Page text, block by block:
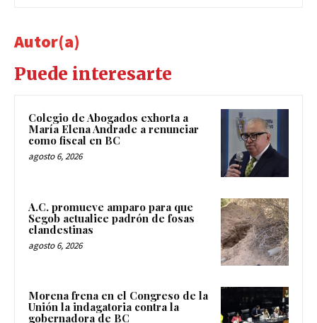
Autor(a)
Puede interesarte
Colegio de Abogados exhorta a
María Elena Andrade a renunciar
como fiscal en BC
agosto 6, 2026
A.C. promueve amparo para que
Segob actualice padrón de fosas
clandestinas
agosto 6, 2026
Morena frena en el Congreso de la
Unión la indagatoria contra la
gobernadora de BC